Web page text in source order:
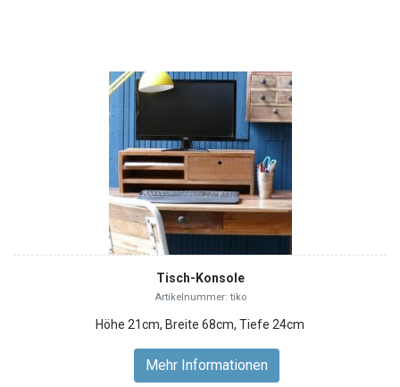
Tisch-Konsole
Artikelnummer: tiko
Höhe 21cm, Breite 68cm, Tiefe 24cm
Mehr Informationen